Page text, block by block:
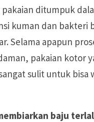
pakaian ditumpuk
kuman dan bakteri
Selama apapun
pakaian kotor
sulit untuk bisa
baju